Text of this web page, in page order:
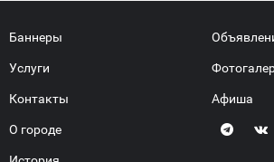
Баннеры
Услуги
Контакты
О городе
Афиша